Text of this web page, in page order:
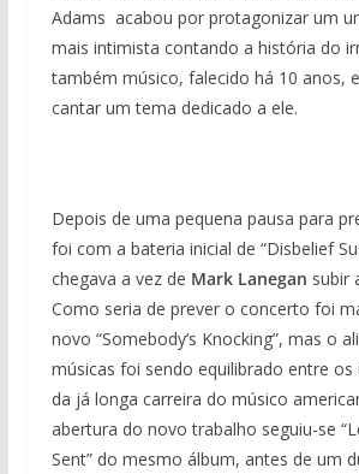
Adams acabou por protagonizar um
mais intimista contando a história do
também músico, falecido há 10 anos,
cantar um tema dedicado a ele.
Depois de uma pequena pausa para
foi com a bateria inicial de “Disbelief
chegava a vez de Mark Lanegan subir
Como seria de prever o concerto foi
novo “Somebody’s Knocking”, mas o
músicas foi sendo equilibrado entre os
da já longa carreira do músico
abertura do novo trabalho seguiu-se
Sent” do mesmo álbum, antes de um